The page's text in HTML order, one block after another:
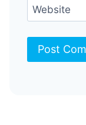
Website